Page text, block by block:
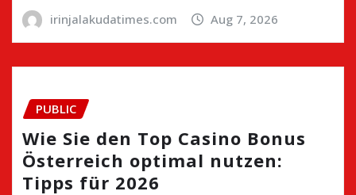
irinjalakudatimes.com Aug 7, 2026
PUBLIC
Wie Sie den Top Casino Bonus
Österreich optimal nutzen:
Tipps für 2026